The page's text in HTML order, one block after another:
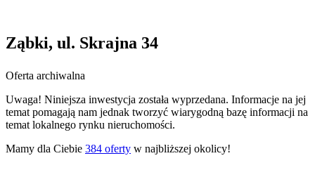
Ząbki, ul. Skrajna 34
Oferta archiwalna
Uwaga! Niniejsza inwestycja została wyprzedana. Informacje na jej
temat pomagają nam jednak tworzyć wiarygodną bazę informacji na
temat lokalnego rynku nieruchomości.
Mamy dla Ciebie 384 oferty w najbliższej okolicy!